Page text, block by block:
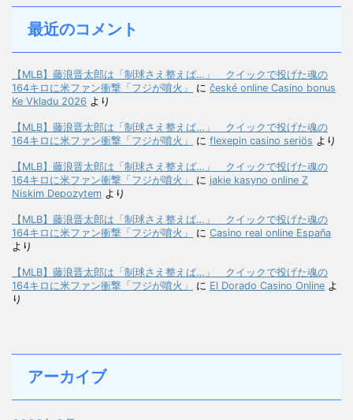
最近のコメント
【MLB】藤浪晋太郎は「制球さえ整えば…」 クイックで投げた魂の
164キロに米ファン衝撃「フジが噴火」
に české online Casino bonus
Ke Vkladu 2026 より
【MLB】藤浪晋太郎は「制球さえ整えば…」 クイックで投げた魂の
164キロに米ファン衝撃「フジが噴火」
に flexepin casino seriös より
【MLB】藤浪晋太郎は「制球さえ整えば…」 クイックで投げた魂の
164キロに米ファン衝撃「フジが噴火」
に jakie kasyno online Z
Niskim Depozytem より
【MLB】藤浪晋太郎は「制球さえ整えば…」 クイックで投げた魂の
164キロに米ファン衝撃「フジが噴火」
に Casino real online España
より
【MLB】藤浪晋太郎は「制球さえ整えば…」 クイックで投げた魂の
164キロに米ファン衝撃「フジが噴火」
に El Dorado Casino Online よ
り
アーカイブ